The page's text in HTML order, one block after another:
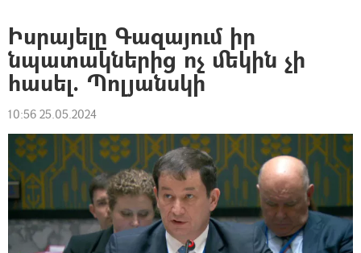
Իսրայելը Գազայում իր
նպատակներից ոչ մեկին չի
հասել. Պոլյանսկի
10:56 25.05.2024